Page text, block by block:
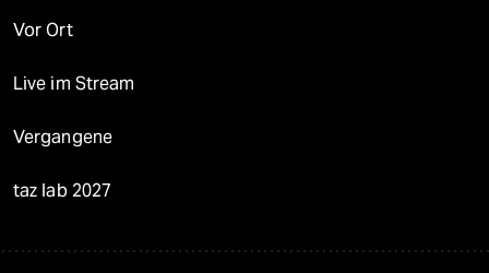
Vor Ort
Live im Stream
Vergangene
taz lab 2027